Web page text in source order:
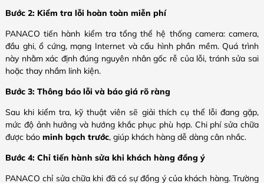
Bước 2: Kiểm tra lỗi hoàn toàn miễn phí
PANACO tiến hành kiểm tra tổng thể hệ thống camera: camera,
đầu ghi, ổ cứng, mạng Internet và cấu hình phần mềm. Quá trình
này nhằm xác định đúng nguyên nhân gốc rễ của lỗi, tránh sửa sai
hoặc thay nhầm linh kiện.
Bước 3: Thông báo lỗi và báo giá rõ ràng
Sau khi kiểm tra, kỹ thuật viên sẽ giải thích cụ thể lỗi đang gặp,
mức độ ảnh hưởng và hướng khắc phục phù hợp. Chi phí sửa chữa
được báo minh bạch trước, giúp khách hàng dễ dàng cân nhắc.
Bước 4: Chỉ tiến hành sửa khi khách hàng đồng ý
PANACO chỉ sửa chữa khi đã có sự đồng ý của khách hàng. Trường